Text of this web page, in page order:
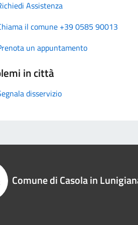
Assistenza
il comune +39 0585 90013
un appuntamento
in città
disservizio
Comune di Casola in